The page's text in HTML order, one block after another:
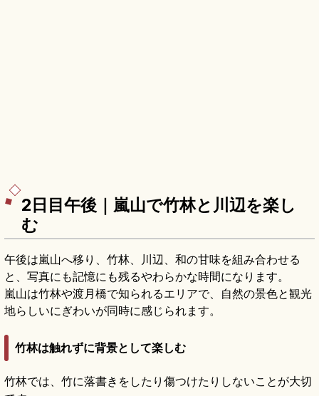
2日目午後｜嵐山で竹林と川辺を楽し
む
午後は嵐山へ移り、竹林、川辺、和の甘味を組み合わせる
と、写真にも記憶にも残るやわらかな時間になります。
嵐山は竹林や渡月橋で知られるエリアで、自然の景色と観光
地らしいにぎわいが同時に感じられます。
竹林は触れずに背景として楽しむ
竹林では、竹に落書きをしたり傷つけたりしないことが大切